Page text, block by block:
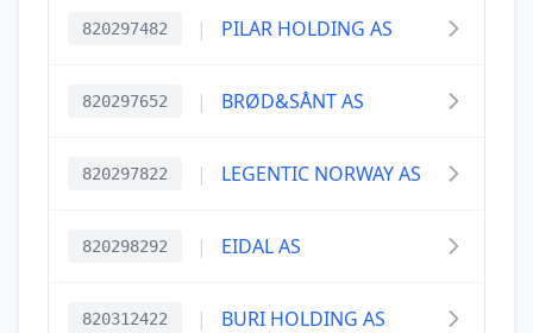
820297482 | PILAR HOLDING AS
820297652 | BRØD&SÅNT AS
820297822 | LEGENTIC NORWAY AS
820298292 | EIDAL AS
820312422 | BURI HOLDING AS